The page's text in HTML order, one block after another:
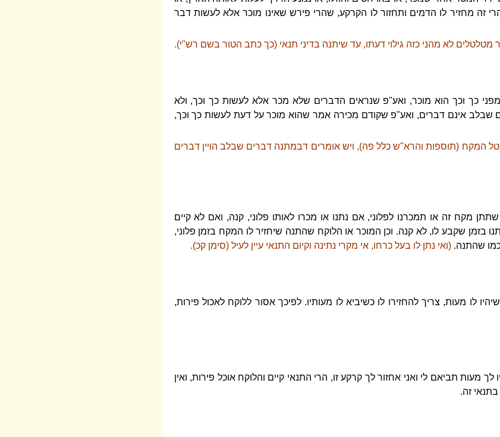
זה מחזיר לו הדמים ותחזור לו הקרקע, שהרי פירש שאינו מוכר אלא לעשות דבר
מטלטלים לא מהני כזה גילוי דעתו, עד שיתנה בדיני תנאי (כך כתב הטור בשם רש"י).
כך וכך הוא מוכר, ואע"פ שנראים הדברים שלא מכר אלא לעשות כך וכך, ולא
שבלב אינם דברים, ואע"פ שקודם מכירה אמר שהוא מוכר על דעת לעשות כך וכך,
המקח (תוספות והרא"ש כלל פה), ויש אומרים דבמתנה דברים שבלב הויין דברים
מקח זה או תמכרנו לפלוני, אם נתנו או מכרו לאותו פלוני, קנה, ואם לא קיים
בזמן שקבע לו, לא קנה. וכן המוכר או הלוקח שהתנה שיחזיר לו המקח בזמן פלוני,
כמו שהתנה. (ואי נתן לו בעל כרחו, אי מקרי נתינה וקיום התנאי עיין לעיל (סימן קכ).
לו מעות, צריך להחזירו לו כשיביא לו מעותיו. לפיכך אסור ללוקח לאכול פירות,
מעות תביאם לי ואני אחזור לך קרקע זו, הרי התנאי קיים והלוקח אוכל פירות, ואין
זה.